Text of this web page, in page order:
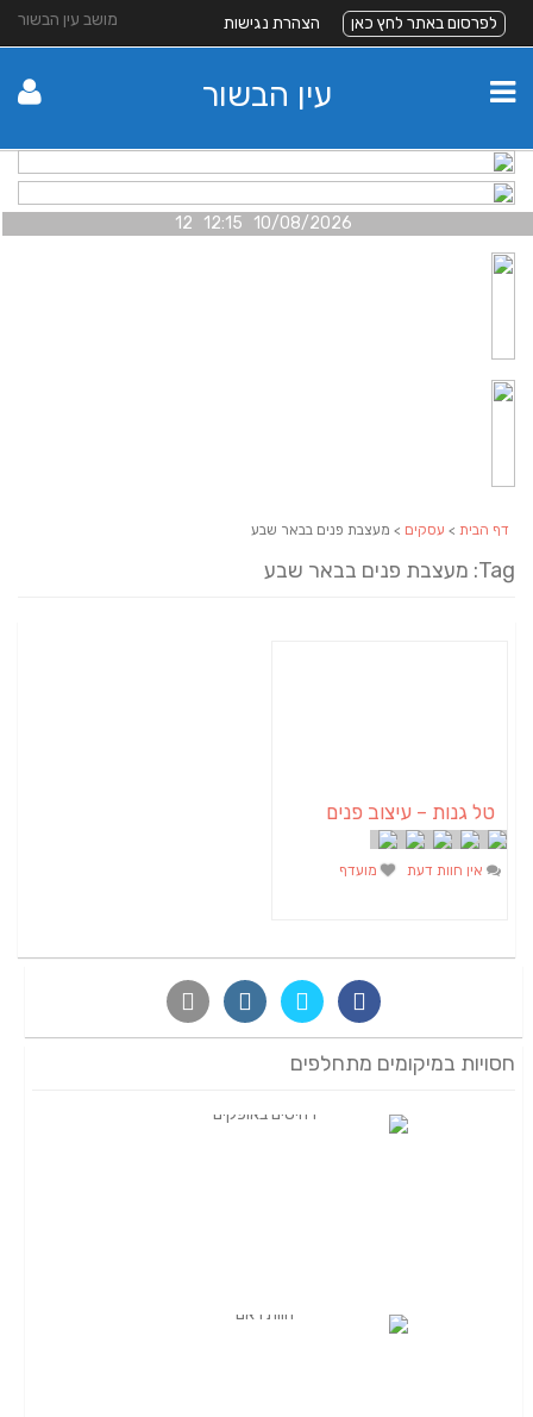
מושב עין הבשור לפרסום באתר לחץ כאן הצהרת נגישות
עין הבשור
10/08/2026 12:15 12
דף הבית > עסקים > מעצבת פנים בבאר שבע
Tag: מעצבת פנים בבאר שבע
טל גנות – עיצוב פנים
אין חוות דעת מועדף
חסויות במיקומים מתחלפים